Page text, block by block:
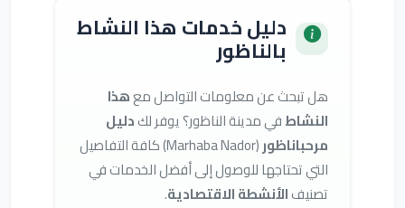
دليل خدمات هذا النشاط
بالناظور
هل تبحث عن معلومات التواصل معهذا
النشاطفي مدينة الناظور؟ يوفر لكدليل
مرحباناظور
(Marhaba Nador) كافة التفاصيل
التي تحتاجها للوصول إلى أفضل الخدمات في
تصنيفالأنشطة الاقتصادية.